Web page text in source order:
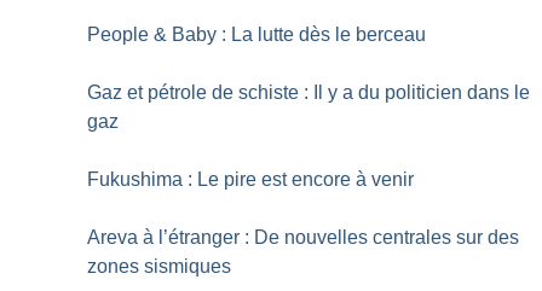
People & Baby : La lutte dès le berceau
Gaz et pétrole de schiste : Il y a du politicien dans le
gaz
Fukushima : Le pire est encore à venir
Areva à l’étranger : De nouvelles centrales sur des
zones sismiques